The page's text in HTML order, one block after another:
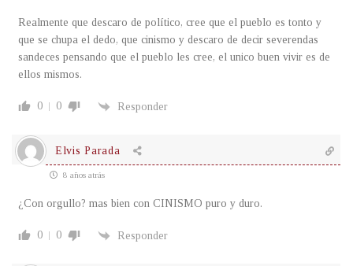
Realmente que descaro de político, cree que el pueblo es tonto y
que se chupa el dedo, que cinismo y descaro de decir severendas
sandeces pensando que el pueblo les cree, el unico buen vivir es de
ellos mismos.
0 0 Responder
Elvis Parada
8 años atrás
¿Con orgullo? mas bien con CINISMO puro y duro.
0 0 Responder